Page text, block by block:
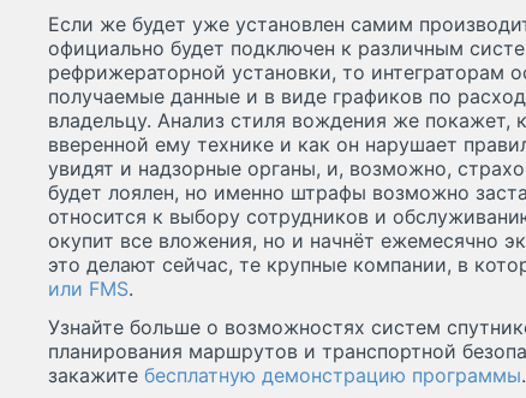
Если же будет уже установлен самим
официально будет подключен к различным
рефрижераторной установки, то интеграторам
получаемые данные и в виде графиков по
владельцу. Анализ стиля вождения же покажет,
вверенной ему технике и как он нарушает
увидят и надзорные органы, и, возможно,
будет лоялен, но именно штрафы возможно
относится к выбору сотрудников и
окупит все вложения, но и начнёт ежемесячно
это делают сейчас, те крупные компании, в
или FMS.
Узнайте больше о возможностях систем
планирования маршрутов и транспортной
закажите бесплатную демонстрацию программы.